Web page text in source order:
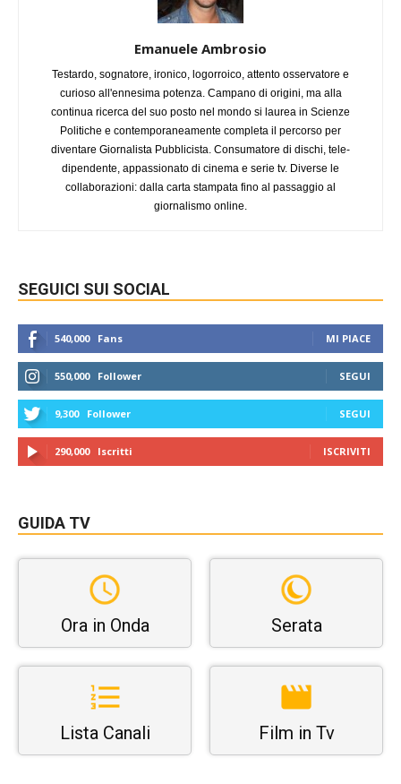
Emanuele Ambrosio
Testardo, sognatore, ironico, logorroico, attento osservatore e
curioso all'ennesima potenza. Campano di origini, ma alla
continua ricerca del suo posto nel mondo si laurea in Scienze
Politiche e contemporaneamente completa il percorso per
diventare Giornalista Pubblicista. Consumatore di dischi, tele-
dipendente, appassionato di cinema e serie tv. Diverse le
collaborazioni: dalla carta stampata fino al passaggio al
giornalismo online.
SEGUICI SUI SOCIAL
540,000 Fans MI PIACE
550,000 Follower SEGUI
9,300 Follower SEGUI
290,000 Iscritti ISCRIVITI
GUIDA TV
Ora in Onda Serata
Lista Canali Film in Tv